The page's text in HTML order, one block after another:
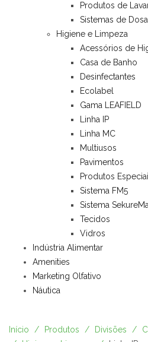
Produtos de
Sistemas de
Higiene e Limpeza
Acessórios de
Casa de Banho
Desinfectantes
Ecolabel
Gama LEAFIELD
Linha IP
Linha MC
Multiusos
Pavimentos
Produtos
Sistema FM5
Sistema
Tecidos
Vidros
Indústria Alimentar
Amenities
Marketing Olfativo
Náutica
Início Produtos Divisões